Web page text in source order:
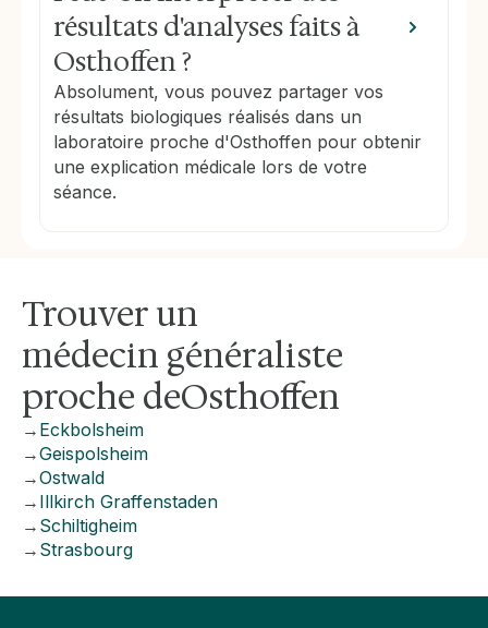
résultats d'analyses faits à
Osthoffen ?
Absolument, vous pouvez partager vos
résultats biologiques réalisés dans un
laboratoire proche d'Osthoffen pour obtenir
une explication médicale lors de votre
séance.
Trouver un
médecin généraliste
proche deOsthoffen
→ Eckbolsheim
→Geispolsheim
→Ostwald
→ Illkirch Graffenstaden
→ Schiltigheim
→ Strasbourg